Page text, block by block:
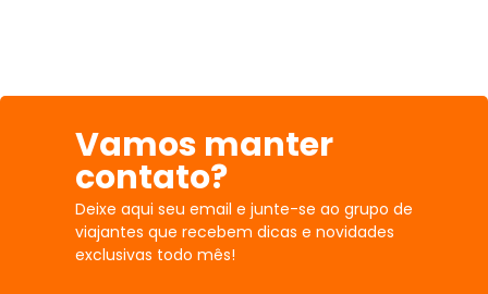
Vamos manter
contato?
Deixe aqui seu email e junte-se ao grupo de
viajantes que recebem dicas e novidades
exclusivas todo mês!